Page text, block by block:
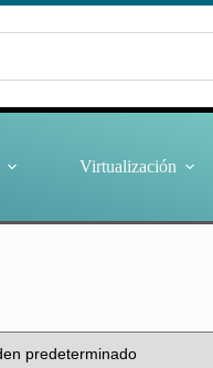
Virtualización